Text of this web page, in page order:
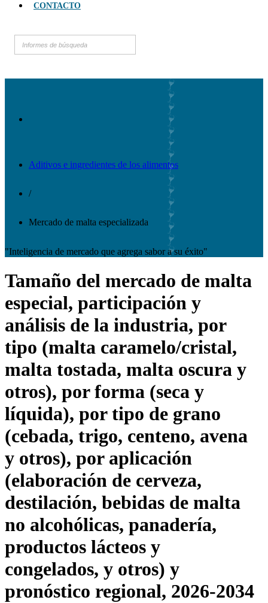
CONTACTO
Aditivos e ingredientes de los alimentos
/
Mercado de malta especializada
"Inteligencia de mercado que agrega sabor a su éxito"
Tamaño del mercado de malta
especial, participación y
análisis de la industria, por
tipo (malta caramelo/cristal,
malta tostada, malta oscura y
otros), por forma (seca y
líquida), por tipo de grano
(cebada, trigo, centeno, avena
y otros), por aplicación
(elaboración de cerveza,
destilación, bebidas de malta
no alcohólicas, panadería,
productos lácteos y
congelados, y otros) y
pronóstico regional, 2026-2034